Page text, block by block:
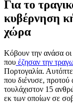
Για το
κυβέρνηση
χώρα
Κόβουν την ανάσα οι
που έζησαν την
Πορτογαλία.
που διένυσε, προτού
τουλάχιστον 15
εκ των οποίων σε